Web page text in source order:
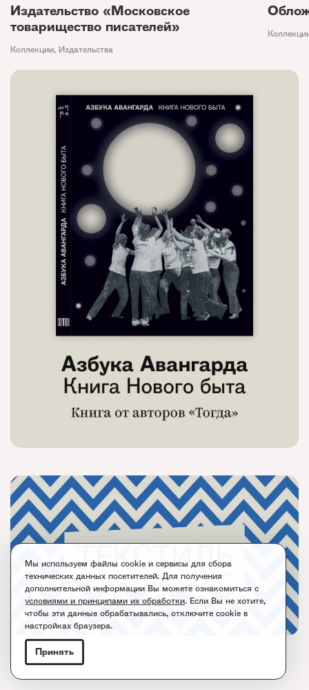
Издательство «Московское
товарищество писателей»
Коллекции, Издательства
Мы используем файлы cookie и сервисы для сбора
технических данных посетителей. Для получения
дополнительной информации Вы можете ознакомиться с
условиями и принципами их обработки. Если Вы не хотите,
чтобы эти данные обрабатывались, отключите cookie в
настройках браузера.
Принять